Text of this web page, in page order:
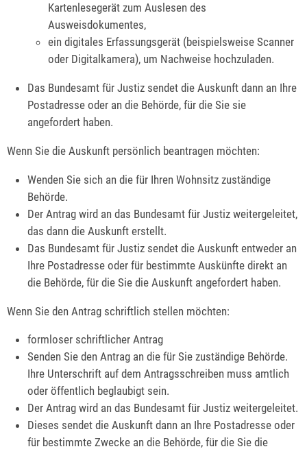
Kartenlesegerät zum Auslesen des
Ausweisdokumentes,
ein digitales Erfassungsgerät (beispielsweise Scanner
oder Digitalkamera), um Nachweise hochzuladen.
Das Bundesamt für Justiz sendet die Auskunft dann an Ihre
Postadresse oder an die Behörde, für die Sie sie
angefordert haben.
Wenn Sie die Auskunft persönlich beantragen möchten:
Wenden Sie sich an die für Ihren Wohnsitz zuständige
Behörde.
Der Antrag wird an das Bundesamt für Justiz weitergeleitet,
das dann die Auskunft erstellt.
Das Bundesamt für Justiz sendet die Auskunft entweder an
Ihre Postadresse oder für bestimmte Auskünfte direkt an
die Behörde, für die Sie die Auskunft angefordert haben.
Wenn Sie den Antrag schriftlich stellen möchten:
formloser schriftlicher Antrag
Senden Sie den Antrag an die für Sie zuständige Behörde.
Ihre Unterschrift auf dem Antragsschreiben muss amtlich
oder öffentlich beglaubigt sein.
Der Antrag wird an das Bundesamt für Justiz weitergeleitet.
Dieses sendet die Auskunft dann an Ihre Postadresse oder
für bestimmte Zwecke an die Behörde, für die Sie die